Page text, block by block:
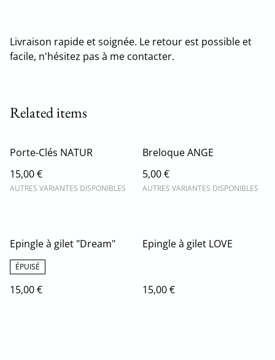
Livraison rapide et soignée. Le retour est possible et
facile, n'hésitez pas à me contacter.
Related items
Porte-Clés NATUR
15,00 €
AUTRES VARIANTES DISPONIBLES
Breloque ANGE
5,00 €
AUTRES VARIANTES DISPONIBLES
Epingle à gilet "Dream"
ÉPUISÉ
15,00 €
Epingle à gilet LOVE
15,00 €